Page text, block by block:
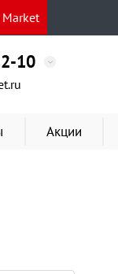
Market
10
Акции